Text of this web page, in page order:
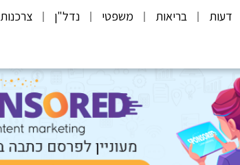
דעות בריאות משפטי נדל"ן צרכנות